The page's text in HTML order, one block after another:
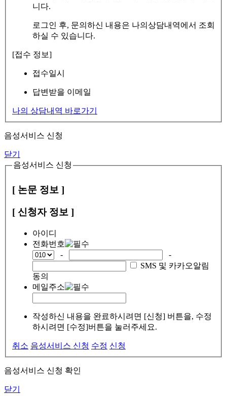
니다.
로그인 후, 문의하신 내용은 나의상담내역에서 조회
하실 수 있습니다.
[접수 정보]
접수일시
답변받을 이메일
나의 상담내역 바로가기
음성서비스 신청
닫기
음성서비스 신청
[ 논문 정보 ]
[ 신청자 정보 ]
아이디
전화번호
-
-
SMS 및 카카오알림
동의
메일주소
작성하신 내용을 완료하시려면 [신청] 버튼을, 수정
하시려면 [수정]버튼을 눌러주세요.
취소 음성서비스 신청 수정 신청
음성서비스 신청 확인
닫기